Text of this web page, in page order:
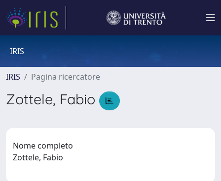
IRIS
IRIS Pagina ricercatore
Zottele, Fabio
Nome completo
Zottele, Fabio